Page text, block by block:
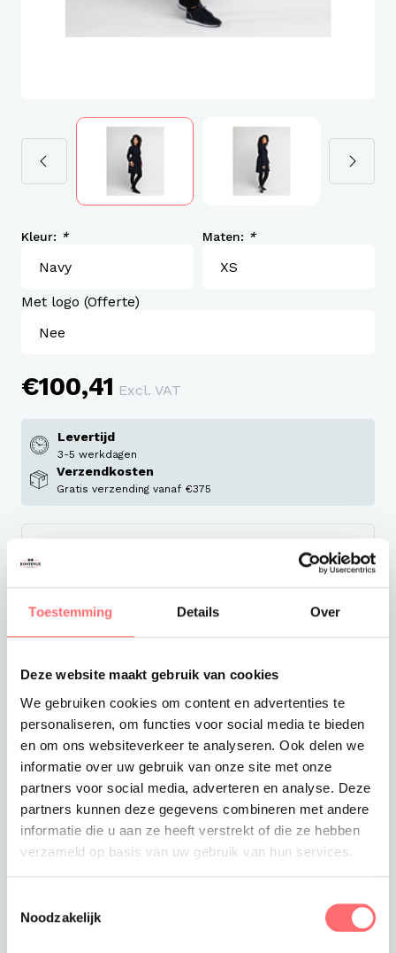
Toestemming Details Over
Deze website maakt gebruik van cookies
We gebruiken cookies om content en advertenties te
personaliseren, om functies voor social media te bieden
en om ons websiteverkeer te analyseren. Ook delen we
informatie over uw gebruik van onze site met onze
partners voor social media, adverteren en analyse. Deze
partners kunnen deze gegevens combineren met andere
informatie die u aan ze heeft verstrekt of die ze hebben
verzameld op basis van uw gebruik van hun services.
Noodzakelijk
Kleur: * Maten: *
Met logo (Offerte)
€100,41 Excl. VAT
Levertijd
3-5 werkdagen
Verzendkosten
Gratis verzending vanaf €375
Offerte of sample aanvragen
Wil je een offerte of sample aanvragen.
Stop dit product dan in je winkelmandje en
vraag een offerte of sample aan.